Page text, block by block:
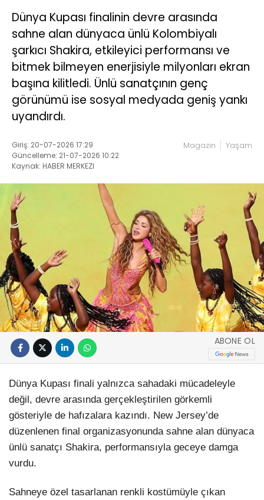
Dünya Kupası finalinin devre arasında
sahne alan dünyaca ünlü Kolombiyalı
şarkıcı Shakira, etkileyici performansı ve
bitmek bilmeyen enerjisiyle milyonları ekran
başına kilitledi. Ünlü sanatçının genç
görünümü ise sosyal medyada geniş yankı
uyandırdı.
Giriş: 20-07-2026 17:29
Güncelleme: 21-07-2026 10:22
Kaynak: HABER MERKEZI
Magazin Yaşam
ABONE OL
Dünya Kupası finali yalnızca sahadaki mücadeleyle
değil, devre arasında gerçekleştirilen görkemli
gösteriyle de hafızalara kazındı. New Jersey’de
düzenlenen final organizasyonunda sahne alan dünyaca
ünlü sanatçı Shakira, performansıyla geceye damga
vurdu.
Sahneye özel tasarlanan renkli kostümüyle çıkan